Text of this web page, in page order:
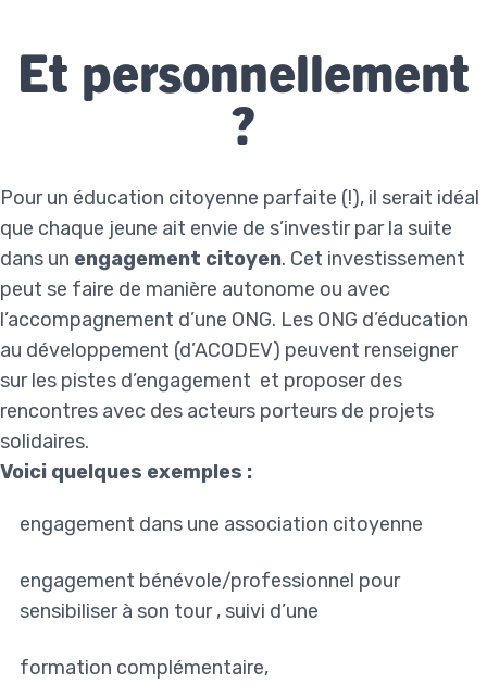
Et personnellement
?
Pour un éducation citoyenne parfaite (!), il serait idéal
que chaque jeune ait envie de s’investir par la suite
dans un engagement citoyen. Cet investissement
peut se faire de manière autonome ou avec
l’accompagnement d’une ONG. Les ONG d’éducation
au développement (d’ACODEV) peuvent renseigner
sur les pistes d’engagement et proposer des
rencontres avec des acteurs porteurs de projets
solidaires.
Voici quelques exemples :
engagement dans une association citoyenne
engagement bénévole/professionnel pour
sensibiliser à son tour , suivi d’une
formation complémentaire,